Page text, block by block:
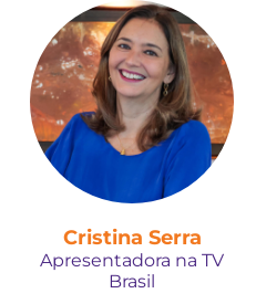
Cristina Serra
Apresentadora na TV
Brasil